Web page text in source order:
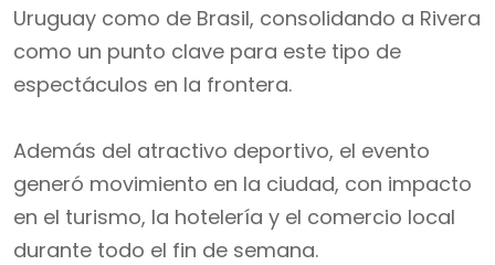
Uruguay como de Brasil, consolidando a Rivera
como un punto clave para este tipo de
espectáculos en la frontera.
Además del atractivo deportivo, el evento
generó movimiento en la ciudad, con impacto
en el turismo, la hotelería y el comercio local
durante todo el fin de semana.